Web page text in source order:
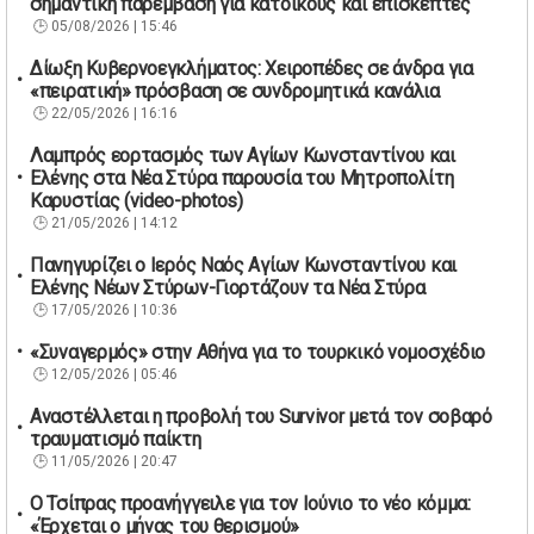
05/08/2026 | 15:46
Δίωξη Κυβερνοεγκλήματος: Χειροπέδες σε άνδρα για
«πειρατική» πρόσβαση σε συνδρομητικά κανάλια
22/05/2026 | 16:16
Λαμπρός εορτασμός των Αγίων Κωνσταντίνου και
Ελένης στα Νέα Στύρα παρουσία του Μητροπολίτη
Καρυστίας (video-photos)
21/05/2026 | 14:12
Πανηγυρίζει ο Ιερός Ναός Αγίων Κωνσταντίνου και
Ελένης Νέων Στύρων-Γιορτάζουν τα Νέα Στύρα
17/05/2026 | 10:36
«Συναγερμός» στην Αθήνα για το τουρκικό νομοσχέδιο
12/05/2026 | 05:46
Αναστέλλεται η προβολή του Survivor μετά τον σοβαρό
τραυματισμό παίκτη
11/05/2026 | 20:47
Ο Τσίπρας προανήγγειλε για τον Ιούνιο το νέο κόμμα:
«Έρχεται ο μήνας του θερισμού»